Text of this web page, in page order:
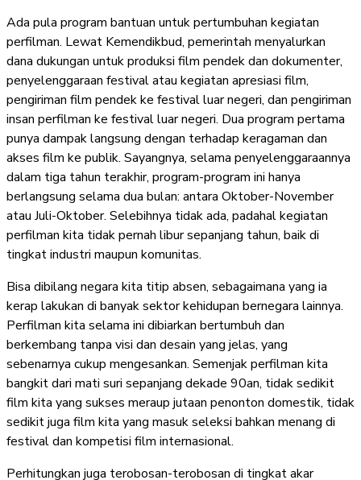
Ada pula program bantuan untuk pertumbuhan kegiatan
perfilman. Lewat Kemendikbud, pemerintah menyalurkan
dana dukungan untuk produksi film pendek dan dokumenter,
penyelenggaraan festival atau kegiatan apresiasi film,
pengiriman film pendek ke festival luar negeri, dan pengiriman
insan perfilman ke festival luar negeri. Dua program pertama
punya dampak langsung dengan terhadap keragaman dan
akses film ke publik. Sayangnya, selama penyelenggaraannya
dalam tiga tahun terakhir, program-program ini hanya
berlangsung selama dua bulan: antara Oktober-November
atau Juli-Oktober. Selebihnya tidak ada, padahal kegiatan
perfilman kita tidak pernah libur sepanjang tahun, baik di
tingkat industri maupun komunitas.
Bisa dibilang negara kita titip absen, sebagaimana yang ia
kerap lakukan di banyak sektor kehidupan bernegara lainnya.
Perfilman kita selama ini dibiarkan bertumbuh dan
berkembang tanpa visi dan desain yang jelas, yang
sebenarnya cukup mengesankan. Semenjak perfilman kita
bangkit dari mati suri sepanjang dekade 90an, tidak sedikit
film kita yang sukses meraup jutaan penonton domestik, tidak
sedikit juga film kita yang masuk seleksi bahkan menang di
festival dan kompetisi film internasional.
Perhitungkan juga terobosan-terobosan di tingkat akar